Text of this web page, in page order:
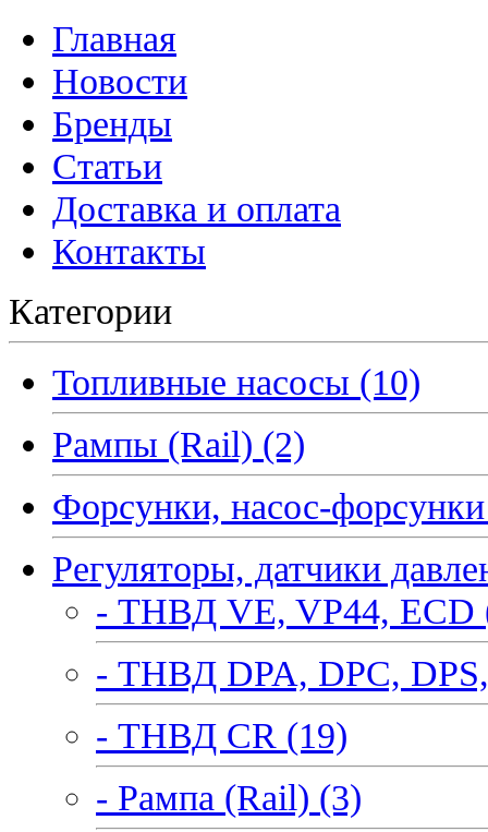
Главная
Новости
Бренды
Статьи
Доставка и оплата
Контакты
Категории
Топливные насосы (10)
Рампы (Rail) (2)
Форсунки, насос-
Регуляторы, датчики
- ТНВД VE, VP44, ECD
- ТНВД DPA, DPC,
- ТНВД CR (19)
- Рампа (Rail) (3)